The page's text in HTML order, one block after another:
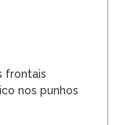
frontais
nos punhos